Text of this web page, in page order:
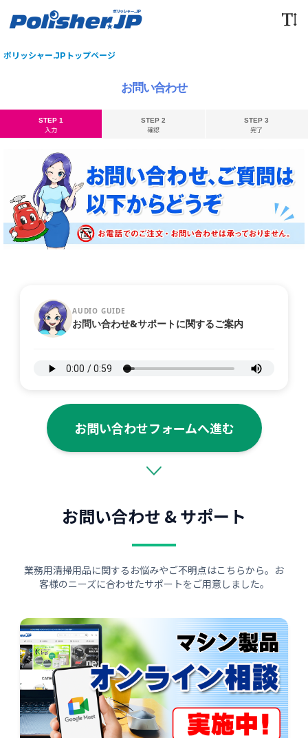
ポリッシャー.JPトップページ
お問い合わせ
STEP 1
入力
STEP 2
確認
STEP 3
完了
AUDIO GUIDE
お問い合わせ&サポートに関するご案内
お問い合わせフォームへ進む
お問い合わせ & サポート
業務用清掃用品に関するお悩みやご不明点はこちらから。お
客様のニーズに合わせたサポートをご用意しました。